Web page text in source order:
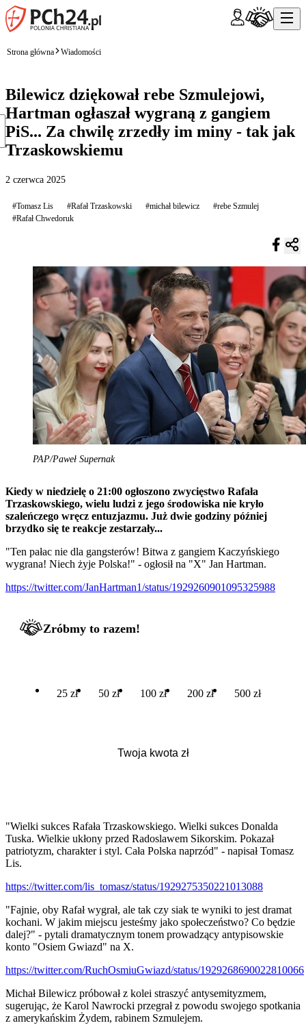
Strona główna Wiadomości
Bilewicz dziękował rebe Szmulejowi,
Hartman ogłaszał wygraną z gangiem
PiS... Za chwilę zrzedły im miny - tak jak
Trzaskowskiemu
2 czerwca 2025
#Tomasz Lis #Rafał Trzaskowski #michał bilewicz
#rebe Szmulej
#Rafał Chwedoruk
PAP/Paweł Supernak
Kiedy w niedzielę o 21:00 ogłoszono zwycięstwo Rafała
Trzaskowskiego, wielu ludzi z jego środowiska nie kryło
szaleńczego wręcz entuzjazmu. Już dwie godziny później
brzydko się te reakcje zestarzały...
"Ten pałac nie dla gangsterów! Bitwa z gangiem Kaczyńskiego
wygrana! Niech żyje Polska!" - ogłosił na "X" Jan Hartman.
https://twitter.com/JanHartman1/status/1929260901095325988
Zróbmy to razem!
25 zł 50 zł 100 zł 200 zł 500 zł
"Wielki sukces Rafała Trzaskowskiego. Wielki sukces Donalda
Tuska. Wielkie ukłony przed Radoslawem Sikorskim. Pokazał
patriotyzm, charakter i styl. Cała Polska naprzód" - napisał Tomasz
Lis.
https://twitter.com/lis_tomasz/status/1929275350221013088
"Fajnie, oby Rafał wygrał, ale tak czy siak te wyniki to jest dramat
kochani. W jakim miejscu jesteśmy jako społeczeństwo? Co będzie
dalej?" - pytali dramatycznym tonem prowadzący antypisowskie
konto "Osiem Gwiazd" na X.
https://twitter.com/RuchOsmiuGwiazd/status/1929268690022810066
Michał Bilewicz próbował z kolei straszyć antysemityzmem,
sugerując, że Karol Nawrocki przegrał z powodu swojego spotkania
z amerykańskim Żydem, rabinem Szmulejem.